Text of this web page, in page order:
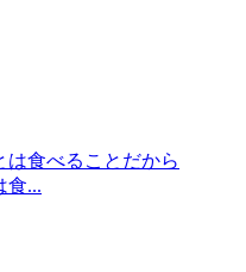
食...